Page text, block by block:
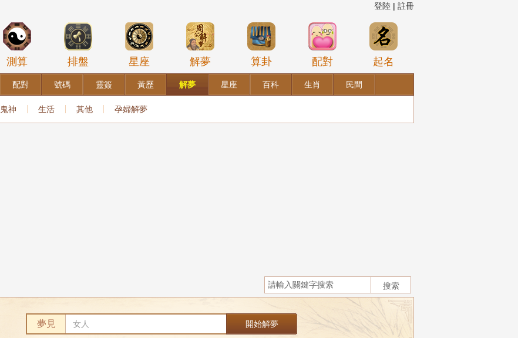
登陸 | 註冊
測算 排盤 星座 解夢 算卦 配對 起名
配對 號碼 靈簽 黃歷 解夢 星座 百科 生肖 民間
鬼神 生活 其他 孕婦解夢
夢見